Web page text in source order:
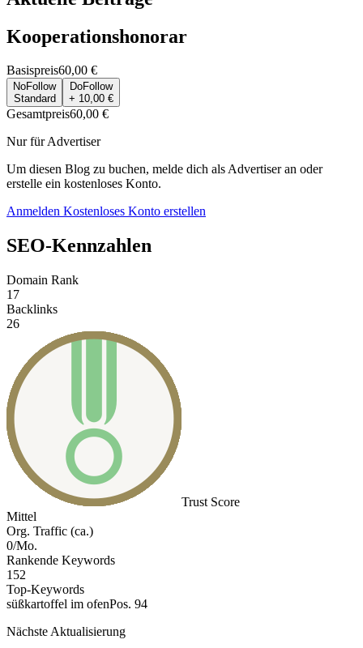
Kooperationshonorar
Basispreis60,00 €
NoFollow
Standard
DoFollow
+ 10,00 €
Gesamtpreis60,00 €
Nur für Advertiser
Um diesen Blog zu buchen, melde dich als Advertiser an oder
erstelle ein kostenloses Konto.
Anmelden Kostenloses Konto erstellen
SEO-Kennzahlen
Domain Rank
17
Backlinks
26
Trust Score
Mittel
Org. Traffic (ca.)
0/Mo.
Rankende Keywords
152
Top-Keywords
süßkartoffel im ofenPos. 94
Nächste Aktualisierung